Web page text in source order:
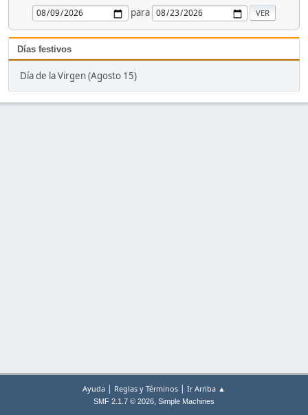
para
Días festivos
Día de la Virgen (Agosto 15)
Ayuda | Reglas y Términos | Ir Arriba ▲
SMF 2.1.7 © 2026, Simple Machines